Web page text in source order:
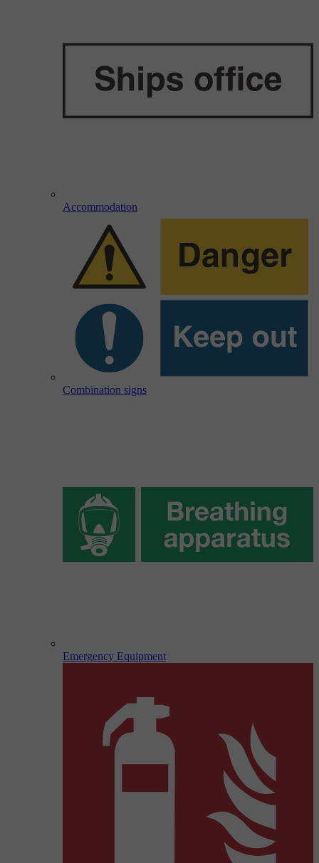
Accommodation
Combination signs
Emergency Equipment